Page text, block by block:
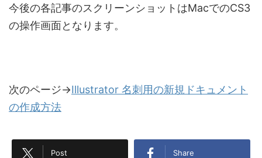
今後の各記事のスクリーンショットはMacでのCS3
の操作画面となります。
次のページ→Illustrator 名刺用の新規ドキュメント
の作成方法
Post Share